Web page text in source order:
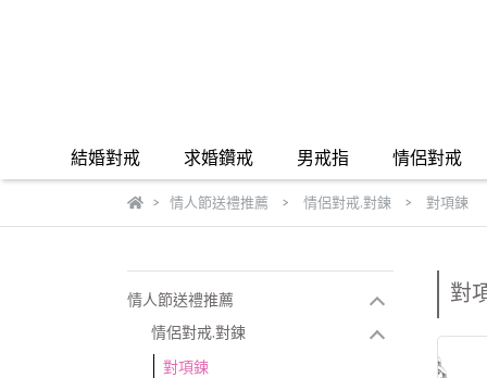
結婚對戒 求婚鑽戒 男戒指 情侶對戒
情人節送禮推薦 情侶對戒.對鍊 對項鍊
情人節送禮推薦
情侶對戒.對鍊
對項鍊
對